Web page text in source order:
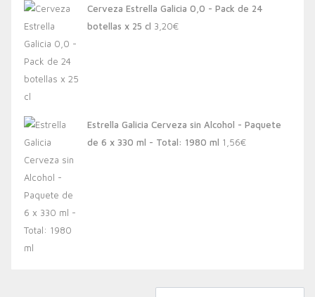
Cerveza Estrella Galicia 0,0 - Pack de 24
botellas x 25 cl 3,20€
Estrella Galicia Cerveza sin Alcohol - Paquete
de 6 x 330 ml - Total: 1980 ml 1,56€